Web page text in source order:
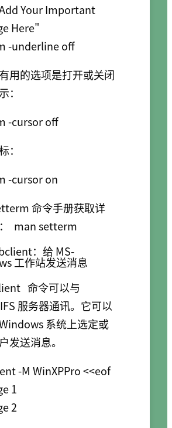
Your Important
Here"
用的选项是打开或关闭
：
：
命令手册获取详
man setterm
：给 MS-
工作站发送消息
命令可以与
服务器通讯。它可以
系统上选定或
发送消息。
-M WinXPPro <<eof
1
2